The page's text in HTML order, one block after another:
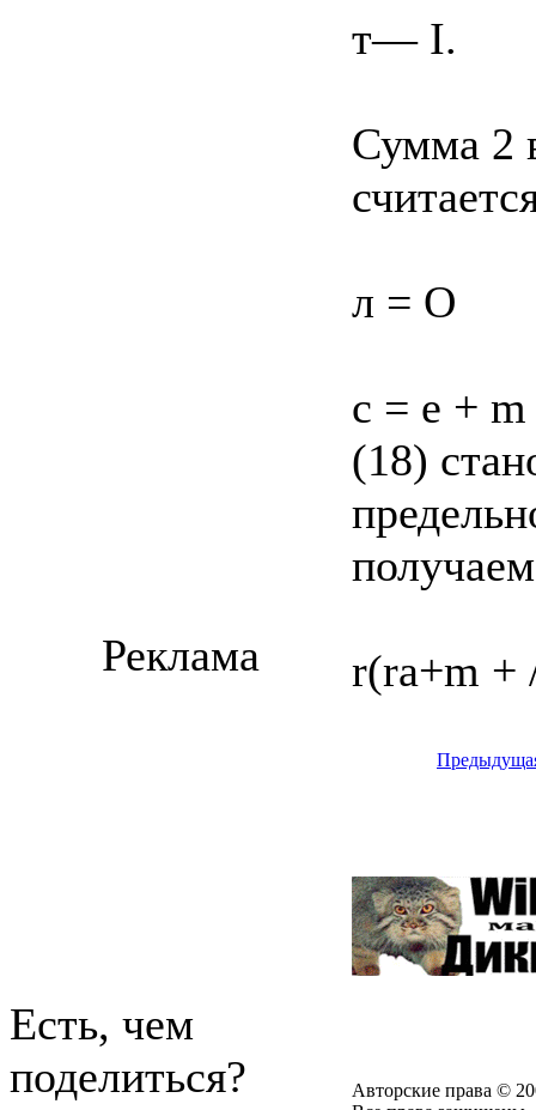
т— I.
Сумма 2
л = O
c = e +
(18)
получаем
r(ra+m +
Реклама
Есть, чем
поделиться?
Авторские права ©